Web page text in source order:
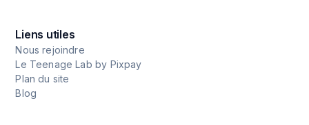
Liens utiles
Nous rejoindre
Le Teenage Lab by Pixpay
Plan du site
Blog